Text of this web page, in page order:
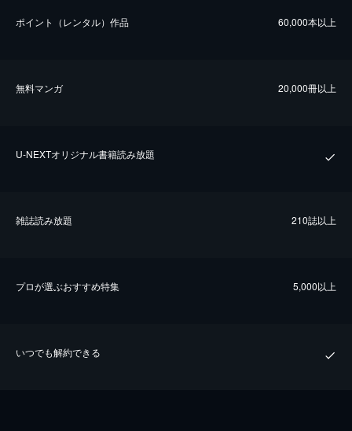
ポイント（レンタル）作品 60,000本以上
無料マンガ 20,000冊以上
U-NEXTオリジナル書籍読み放題
雑誌読み放題 210誌以上
プロが選ぶおすすめ特集 5,000以上
いつでも解約できる